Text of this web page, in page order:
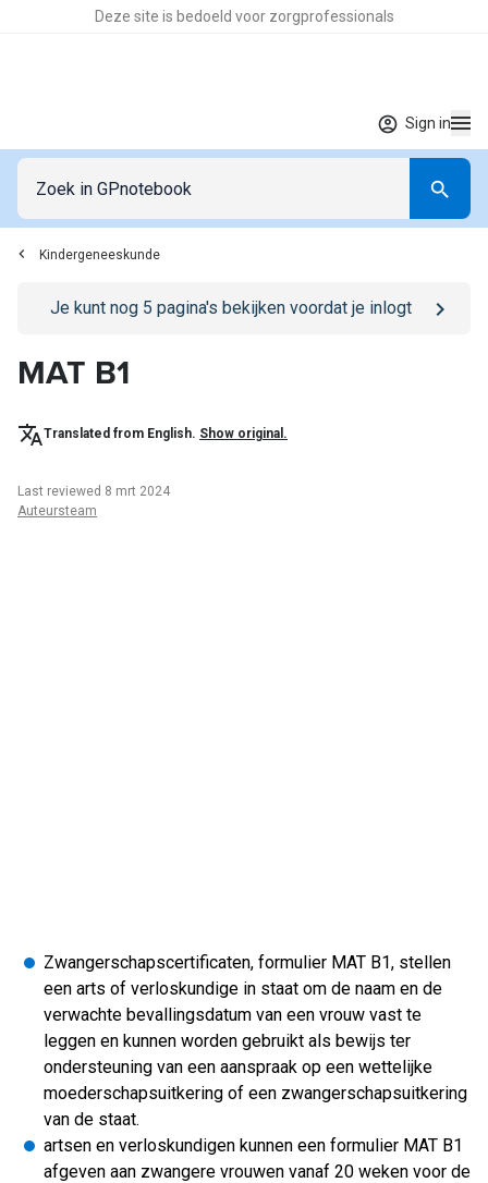
Deze site is bedoeld voor zorgprofessionals
Sign in
Kindergeneeskunde
Go to/sign-in page
Je kunt nog 5 pagina's bekijken voordat je inlogt
MAT B1
Translated from English. Show original.
Last reviewed 8 mrt 2024
Auteursteam
Zwangerschapscertificaten, formulier MAT B1, stellen
een arts of verloskundige in staat om de naam en de
verwachte bevallingsdatum van een vrouw vast te
leggen en kunnen worden gebruikt als bewijs ter
ondersteuning van een aanspraak op een wettelijke
moederschapsuitkering of een zwangerschapsuitkering
van de staat.
artsen en verloskundigen kunnen een formulier MAT B1
afgeven aan zwangere vrouwen vanaf 20 weken voor de